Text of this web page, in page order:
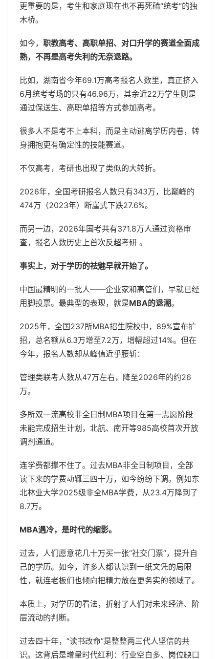
更重要的是，考生和家庭现在也不再死磕“统考”的独
木桥。
如今， 职教高考、高职单招、对口升学的赛道全面成
熟，不再是高考失利的无奈退路。
比如，湖南省今年69.1万高考报名人数里，真正挤入
6月统考考场的只有46.96万，其余近22万学生则是
通过保送生、高职单招等方式参加高考。
很多人不是考不上本科，而是主动逃离学历内卷，转
身拥抱更有确定性的技能赛道。
不仅高考，考研也出现了类似的大转折。
2026年，全国考研报名人数只有343万，比巅峰的
474万（2023年）断崖式下跌27.6%。
而另一边，2026年国考共有371.8万人通过资格审
查，报名人数历史上首次反超考研 。
事实上，对于学历的祛魅早就开始了。
中国最精明的一批人——企业家和高管们，早就已经
用脚投票。最典型的表现，就是MBA的退潮。
2025年，全国237所MBA招生院校中，89%宣布扩
招，总名额从6.3万增至7.2万，增幅超过14%。但在
今年，报名人数却从峰值近乎腰斩：
管理类联考人数从47万左右，降至2026年的约26
万。
多所双一流高校非全日制MBA项目在第一志愿阶段
未能完成招生计划，北航、南开等985高校首次开放
调剂通道。
连学费都撑不住了。过去MBA非全日制项目，全部
读下来的学费动辄三四十万，如今纷纷下调。例如东
北林业大学2025级非全MBA学费，从23.4万降到了
8.7万。
MBA遇冷，是时代的缩影。
过去，人们愿意花几十万买一张“社交门票”，提升自
己的学历。如今，许多人都认识到一纸文凭的局限
性，就连老板们也倾向把精力放在更务实的领域了。
本质上，对学历的看法，折射了人们对未来经济、阶
层流动的判断。
过去四十年，“读书改命”是整整两三代人坚信的共
识。这背后是增量时代红利：行业空白多、岗位缺口